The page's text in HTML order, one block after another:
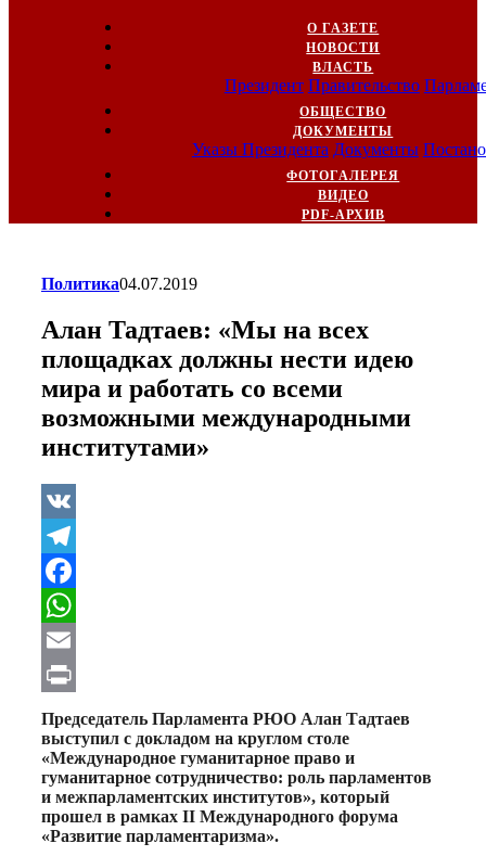
О ГАЗЕТЕ
НОВОСТИ
ВЛАСТЬ
Президент Правительство
ОБЩЕСТВО
ДОКУМЕНТЫ
Указы Президента Документы
ФОТОГАЛЕРЕЯ
ВИДЕО
PDF-АРХИВ
Политика04.07.2019
Алан Тадтаев: «Мы на всех
площадках должны нести идею
мира и работать со всеми
возможными международными
институтами»
VK
Telegram
Facebook
WhatsApp
Email
Print
Председатель Парламента РЮО Алан Тадтаев
выступил с докладом на круглом столе
«Международное гуманитарное право и
гуманитарное сотрудничество: роль парламентов
и межпарламентских институтов», который
прошел в рамках II Международного форума
«Развитие парламентаризма».